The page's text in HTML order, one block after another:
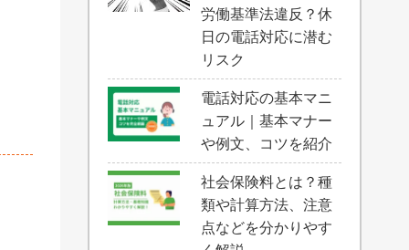
労働基準法違反？休
日の電話対応に潜む
リスク
電話対応の基本マニ
ュアル｜基本マナー
や例文、コツを紹介
社会保険料とは？種
類や計算方法、注意
点などを分かりやす